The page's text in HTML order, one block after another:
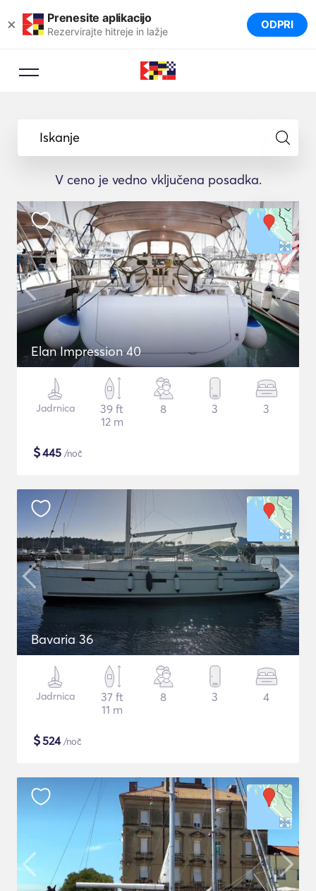
× Prenesite aplikacijo
Rezervirajte hitreje in lažje ODPRI
Iskanje
V ceno je vedno vključena posadka.
Elan Impression 40
Jadrnica
39 ft
12 m
8 3 3
$445 /noč
Bavaria 36
Jadrnica
37 ft
11 m
8 3 4
$524/noč